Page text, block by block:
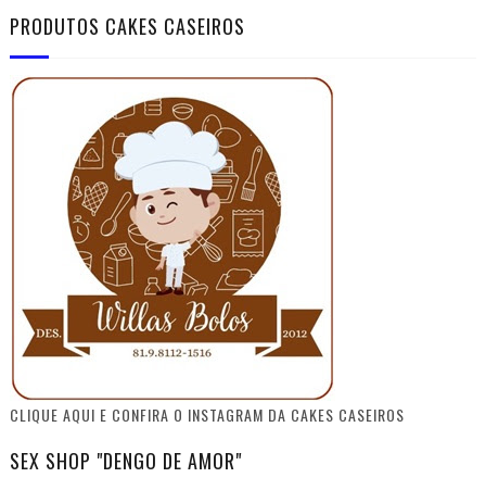
PRODUTOS CAKES CASEIROS
CLIQUE AQUI E CONFIRA O INSTAGRAM DA CAKES CASEIROS
SEX SHOP "DENGO DE AMOR"